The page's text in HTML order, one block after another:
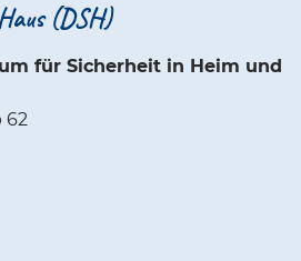
(DSH)
für Sicherheit in Heim und
62